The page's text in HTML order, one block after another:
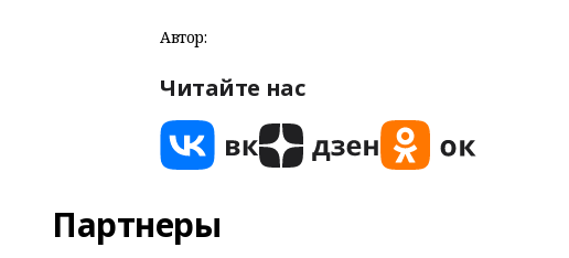
Автор:
Читайте нас
Партнеры